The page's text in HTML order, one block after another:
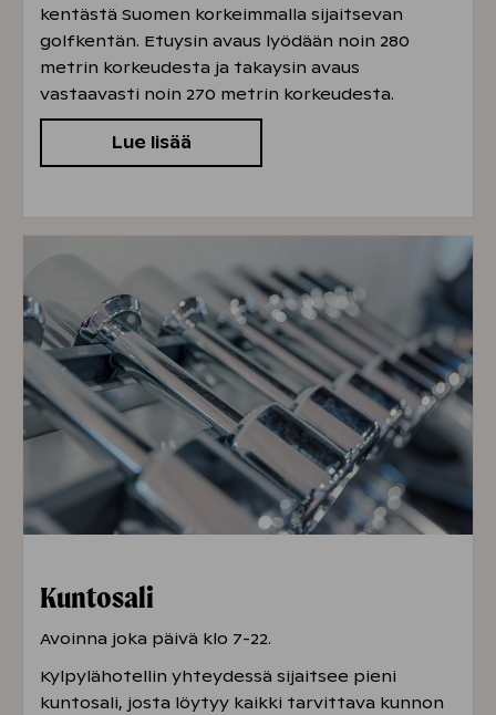
kentästä Suomen korkeimmalla sijaitsevan
golfkentän. Etuysin avaus lyödään noin 280
metrin korkeudesta ja takaysin avaus
vastaavasti noin 270 metrin korkeudesta.
Lue lisää
Kuntosali
Avoinna joka päivä klo 7-22.
Kylpylähotellin yhteydessä sijaitsee pieni
kuntosali, josta löytyy kaikki tarvittava kunnon